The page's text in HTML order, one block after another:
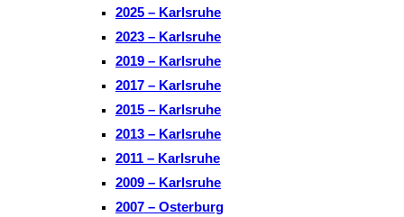
2025 – Karlsruhe
2023 – Karlsruhe
2019 – Karlsruhe
2017 – Karlsruhe
2015 – Karlsruhe
2013 – Karlsruhe
2011 – Karlsruhe
2009 – Karlsruhe
2007 – Osterburg